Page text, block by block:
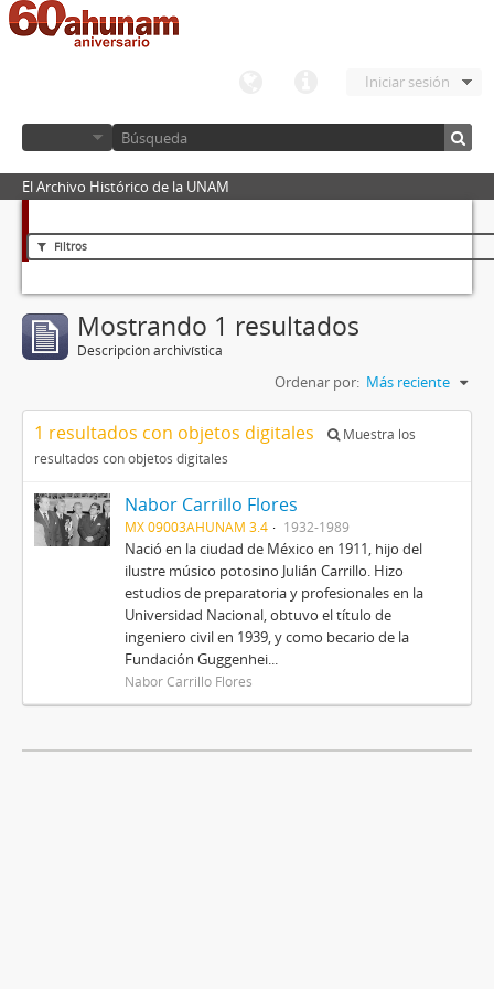
Iniciar sesión
El Archivo Histórico de la UNAM
Filtros
Mostrando 1 resultados
Descripción archivística
Ordenar por: Más reciente
1 resultados con objetos digitales
Muestra los
resultados con objetos digitales
Nabor Carrillo Flores
MX 09003AHUNAM 3.4 1932-1989
Nació en la ciudad de México en 1911, hijo del
ilustre músico potosino Julián Carrillo. Hizo
estudios de preparatoria y profesionales en la
Universidad Nacional, obtuvo el título de
ingeniero civil en 1939, y como becario de la
Fundación Guggenhei...
Nabor Carrillo Flores